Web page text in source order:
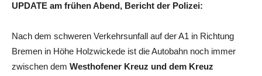
UPDATE am frühen Abend, Bericht der Polizei:
Nach dem schweren Verkehrsunfall auf der A1 in Richtung
Bremen in Höhe Holzwickede ist die Autobahn noch immer
zwischen dem Westhofener Kreuz und dem Kreuz